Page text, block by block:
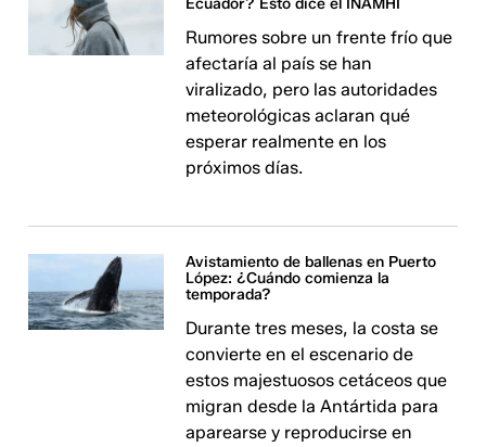
Ecuador? Esto dice el INAMHI
Rumores sobre un frente frío que
afectaría al país se han
viralizado, pero las autoridades
meteorológicas aclaran qué
esperar realmente en los
próximos días.
Avistamiento de ballenas en Puerto
López: ¿Cuándo comienza la
temporada?
Durante tres meses, la costa se
convierte en el escenario de
estos majestuosos cetáceos que
migran desde la Antártida para
aparearse y reproducirse en